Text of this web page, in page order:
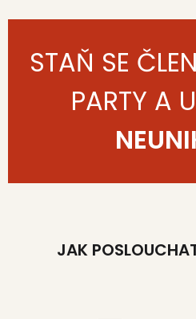
STAŇ SE
PARTY A
JAK